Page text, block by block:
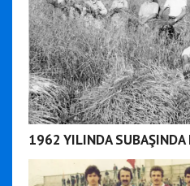
1962 YILINDA SUBAŞINDA